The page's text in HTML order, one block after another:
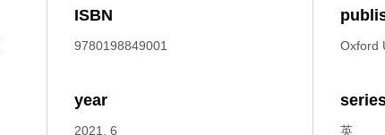
ISBN
9780198849001 Oxford
year
2021. 6 英